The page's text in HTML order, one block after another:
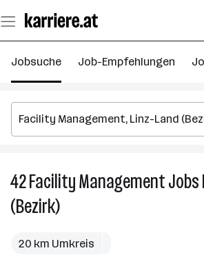
Seiteninhalt
springen
Jobsuche Job-Empfehlungen
42Facility ManagementJobs
(Bezirk)
20 km Umkreis